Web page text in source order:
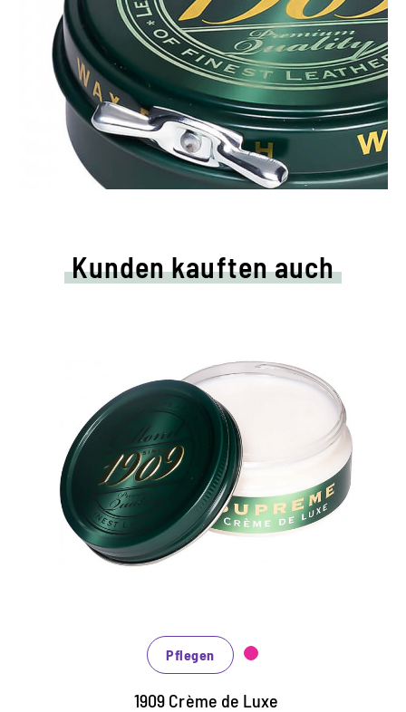
Kunden kauften auch
Luxus-Schuhcreme für
perfekten, farbtiefen Glanz
angereichert mit natürlichen Wachsen und
Ölen
schützt und nährt alle Glattleder
Pflegen
1909 Crème de Luxe